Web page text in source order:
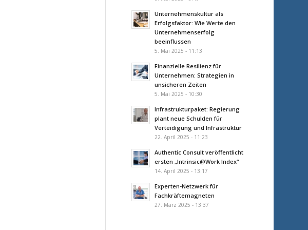
Unternehmenskultur als
Erfolgsfaktor: Wie Werte den
Unternehmenserfolg
beeinflussen
5. Mai 2025 - 11:13
Finanzielle Resilienz für
Unternehmen: Strategien in
unsicheren Zeiten
5. Mai 2025 - 10:30
Infrastrukturpaket: Regierung
plant neue Schulden für
Verteidigung und Infrastruktur
22. April 2025 - 11:23
Authentic Consult veröffentlicht
ersten „Intrinsic@Work Index“
14. April 2025 - 13:17
Experten-Netzwerk für
Fachkräftemagneten
27. März 2025 - 13:37